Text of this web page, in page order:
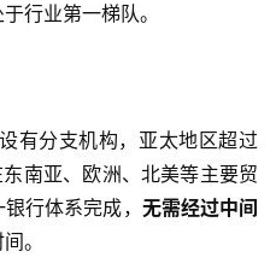
行业第一梯队。
设有分支机构，亚太地区超过
南亚、欧洲、北美等主要贸
行体系完成， 无需经过中间
。